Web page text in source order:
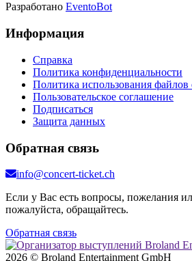
Разработано EventoBot
Информация
Справка
Политика конфиденциальности
Политика использования файлов
Пользовательское соглашение
Подписаться
Защита данных
Обратная связь
info@concert-ticket.ch
Если у Вас есть вопросы, пожелания
пожалуйста, обращайтесь.
Обратная связь
2026 © Broland Entertainment GmbH